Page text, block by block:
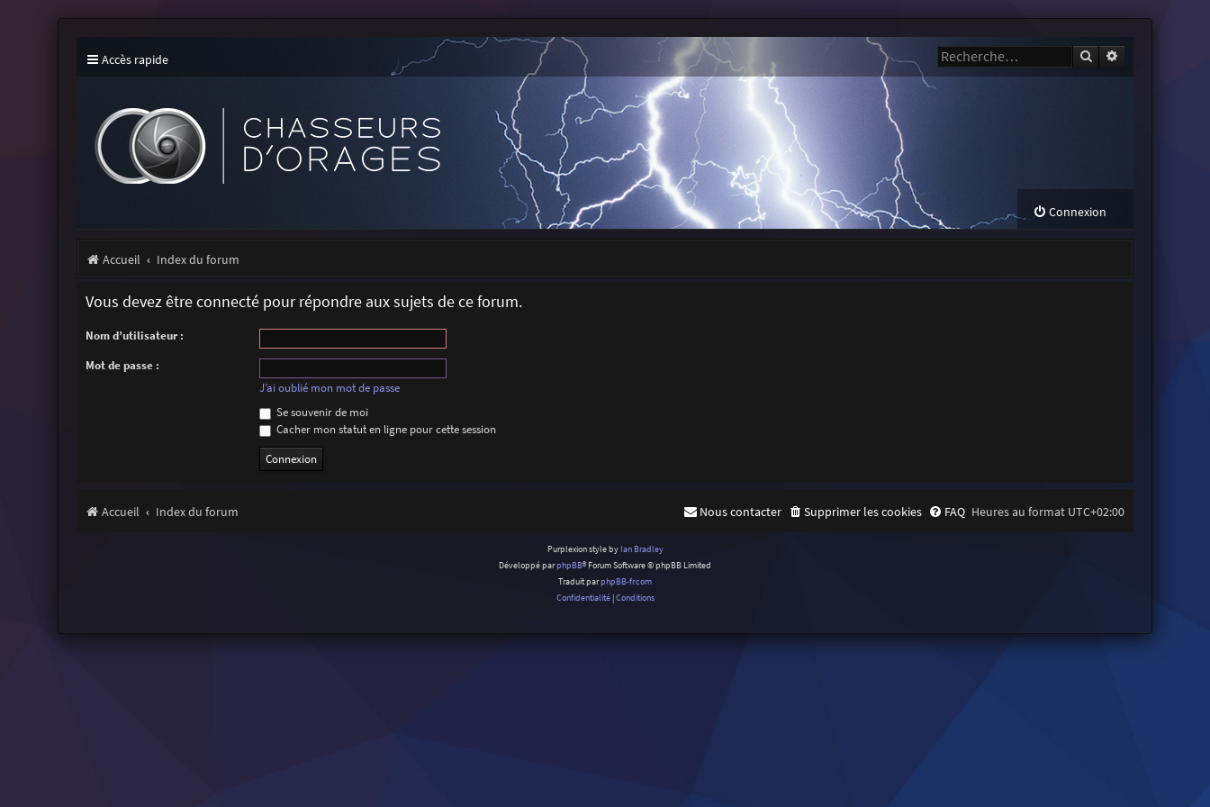
Accès rapide Rechercher
Connexion
Accueil Index du forum
Vous devez être connecté pour répondre aux sujets de ce forum.
Nom d’utilisateur :
Mot de passe :
J’ai oublié mon mot de passe
Se souvenir de moi
Cacher mon statut en ligne pour cette session
Accueil Index du forum Heures au format UTC+02:00
FAQ
Supprimer les cookies
Nous contacter
Purplexion style by Ian Bradley
Développé parphpBB® Forum Software © phpBB Limited
Traduit parphpBB-fr.com
Confidentialité|Conditions